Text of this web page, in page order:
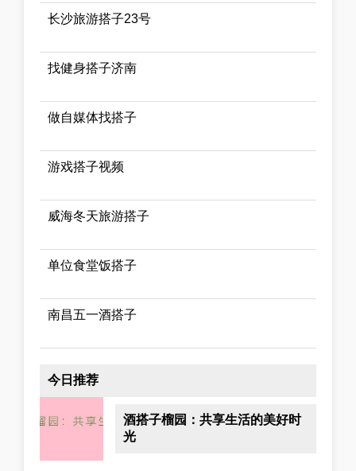
长沙旅游搭子23号
找健身搭子济南
做自媒体找搭子
游戏搭子视频
威海冬天旅游搭子
单位食堂饭搭子
南昌五一酒搭子
今日推荐
酒搭子榴园：共享生活的美好时
光